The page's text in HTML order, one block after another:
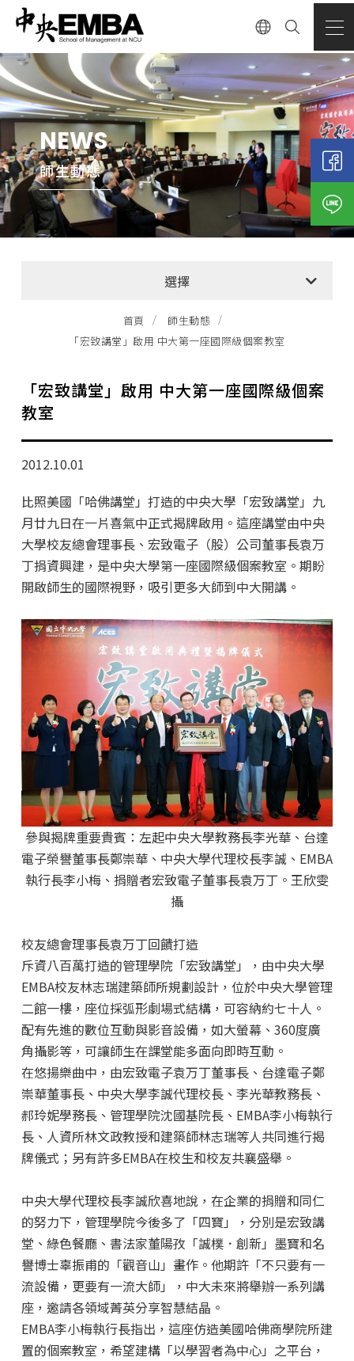
NEWS
師生動態
選擇
全部消息
EMBA招生公告
行政公告
師生動態
首頁
師生動態
「宏致講堂」啟用 中大第一座國際級個案教室
「宏致講堂」啟用 中大第一座國際級個案
教室
2012.10.01
比照美國「哈佛講堂」打造的中央大學「宏致講堂」九
月廿九日在一片喜氣中正式揭牌啟用。這座講堂由中央
大學校友總會理事長、宏致電子（股）公司董事長袁万
丁捐資興建，是中央大學第一座國際級個案教室。期盼
開啟師生的國際視野，吸引更多大師到中大開講。
參與揭牌重要貴賓：左起中央大學教務長李光華、台達
電子榮譽董事長鄭崇華、中央大學代理校長李誠、EMBA
執行長李小梅、捐贈者宏致電子董事長袁万丁。王欣雯
攝
校友總會理事長袁万丁回饋打造
斥資八百萬打造的管理學院「宏致講堂」，由中央大學
EMBA校友林志瑞建築師所規劃設計，位於中央大學管理
二館一樓，座位採弧形劇場式結構，可容納約七十人。
配有先進的數位互動與影音設備，如大螢幕、360度廣
角攝影等，可讓師生在課堂能多面向即時互動。
在悠揚樂曲中，由宏致電子袁万丁董事長、台達電子鄭
崇華董事長、中央大學李誠代理校長、李光華教務長、
郝玲妮學務長、管理學院沈國基院長、EMBA李小梅執行
長、人資所林文政教授和建築師林志瑞等人共同進行揭
牌儀式；另有許多EMBA在校生和校友共襄盛舉。
中央大學代理校長李誠欣喜地說，在企業的捐贈和同仁
的努力下，管理學院今後多了「四寶」，分別是宏致講
堂、綠色餐廳、書法家董陽孜「誠樸．創新」墨寶和名
譽博士辜振甫的「觀音山」畫作。他期許「不只要有一
流設備，更要有一流大師」，中大未來將舉辦一系列講
座，邀請各領域菁英分享智慧結晶。
EMBA李小梅執行長指出，這座仿造美國哈佛商學院所建
置的個案教室，希望建構「以學習者為中心」之平台，